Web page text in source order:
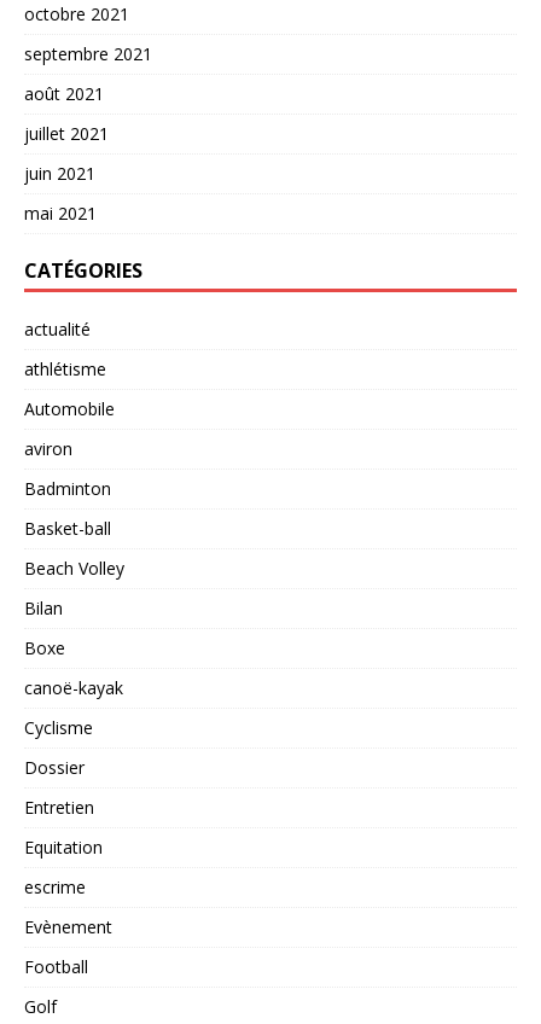
octobre 2021
septembre 2021
août 2021
juillet 2021
juin 2021
mai 2021
CATÉGORIES
actualité
athlétisme
Automobile
aviron
Badminton
Basket-ball
Beach Volley
Bilan
Boxe
canoë-kayak
Cyclisme
Dossier
Entretien
Equitation
escrime
Evènement
Football
Golf